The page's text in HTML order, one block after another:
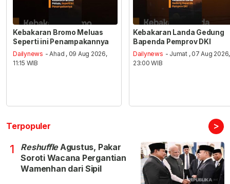
Kebakaran Bromo Meluas
Seperti ini Penampakannya
Dailynews - Ahad , 09 Aug 2026,
11:15 WIB
Kebakaran Landa Gedung
Bapenda Pemprov DKI
Dailynews - Jumat , 07 Aug 2026,
23:00 WIB
Terpopuler >
1 ReshuffleAgustus, Pakar
Soroti Wacana Pergantian
Wamenhan dari Sipil